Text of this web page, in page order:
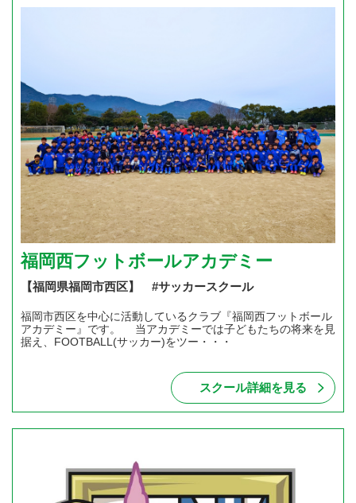
福岡西フットボールアカデミー
【福岡県福岡市西区】 #サッカースクール
福岡市西区を中心に活動しているクラブ『福岡西フットボール
アカデミー』です。 当アカデミーでは子どもたちの将来を見
据え、FOOTBALL(サッカー)をツー・・・
スクール詳細を見る